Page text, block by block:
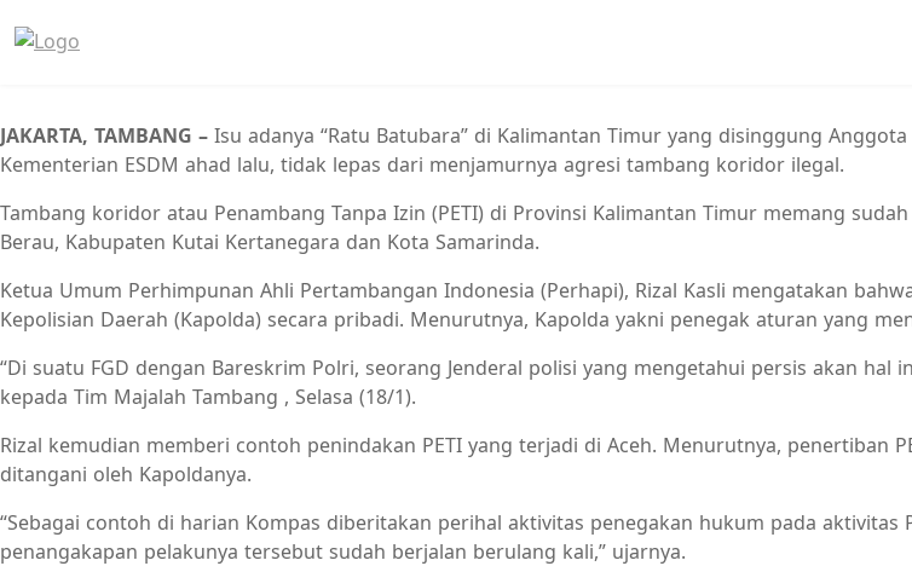
JAKARTA, TAMBANG – Isu adanya “Ratu Batubara” di Kalimantan Timur yang disinggung
Kementerian ESDM ahad lalu, tidak lepas dari menjamurnya agresi tambang koridor ilegal.
Tambang koridor atau Penambang Tanpa Izin (PETI) di Provinsi Kalimantan Timur memang
Berau, Kabupaten Kutai Kertanegara dan Kota Samarinda.
Ketua Umum Perhimpunan Ahli Pertambangan Indonesia (Perhapi), Rizal Kasli mengatakan
Kepolisian Daerah (Kapolda) secara pribadi. Menurutnya, Kapolda yakni penegak aturan yang
“Di suatu FGD dengan Bareskrim Polri, seorang Jenderal polisi yang mengetahui persis akan
kepada Tim Majalah Tambang , Selasa (18/1).
Rizal kemudian memberi contoh penindakan PETI yang terjadi di Aceh. Menurutnya, penertiban
ditangani oleh Kapoldanya.
“Sebagai contoh di harian Kompas diberitakan perihal aktivitas penegakan hukum pada
penangakapan pelakunya tersebut sudah berjalan berulang kali,” ujarnya.